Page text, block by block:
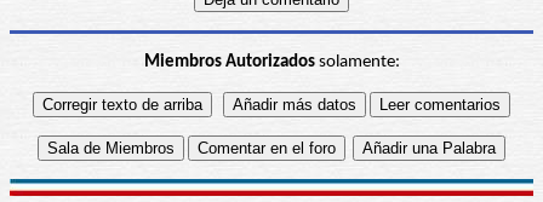
Miembros Autorizadossolamente: